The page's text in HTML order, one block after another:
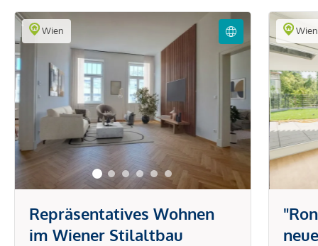
Wien
Repräsentatives Wohnen
im Wiener Stilaltbau
Wien